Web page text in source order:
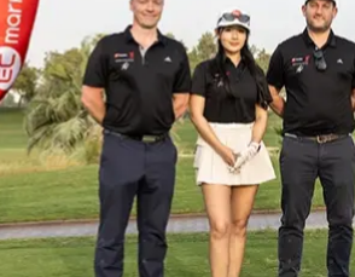
支持收容所的持
，當天雙方團隊
際參與活動加深
括遛狗以及與志
人員交流互動。